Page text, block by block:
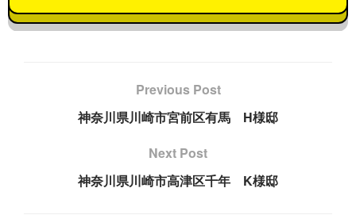
Previous Post
神奈川県川崎市宮前区有馬 H様邸
Next Post
神奈川県川崎市高津区千年 K様邸